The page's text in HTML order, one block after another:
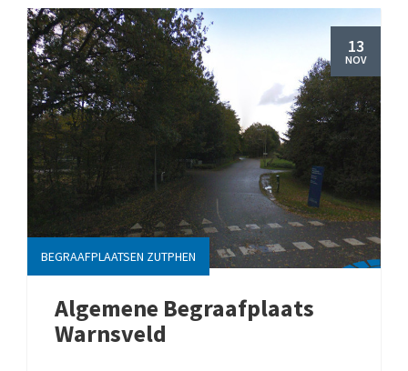
13
NOV
BEGRAAFPLAATSEN ZUTPHEN
Algemene Begraafplaats
Warnsveld